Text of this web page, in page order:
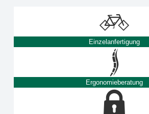
Einzelanfertigung
Ergonomieberatung